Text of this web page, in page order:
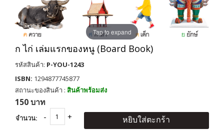
Tap to expand
ก ไก่ เล่มแรกของหนู (Board Book)
รหัสสินค้า: P-YOU-1243
ISBN: 1294877745877
สถานะของสินค้า : สินค้าพร้อมส่ง
150 บาท
จำนวน: หยิบใส่ตะกร้า